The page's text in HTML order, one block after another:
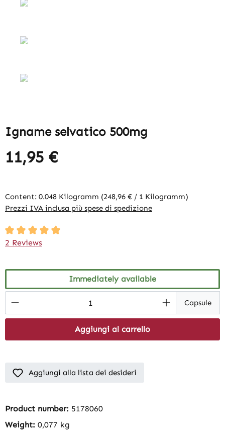
Igname selvatico 500mg
11,95 €
Content: 0.048 Kilogramm (248,96 € / 1 Kilogramm)
Prezzi IVA inclusa più spese di spedizione
Average rating of 5 out of 5 stars
2 Reviews
Immediately available
Product Quantity: Enter the desiredCapsule
Aggiungi al carrello
Aggiungi alla lista dei desideri
Product number: 5178060
Weight: 0,077 kg